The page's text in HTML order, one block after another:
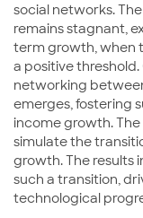
social networks.
remains stagnant,
term growth, when
a positive
networking
emerges, fostering
income growth.
simulate the
growth. The results
such a transition,
technological